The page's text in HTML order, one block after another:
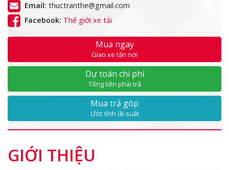
Email: thuctranthe@gmail.com
Facebook: Thế giới xe tải
Mua ngay
Giao xe tận nơi
Dự toán chi phí
Tổng tiền phải trả
Mua trả góp
Ước tính lãi suất
GIỚI THIỆU